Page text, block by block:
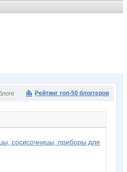
Рейтинг топ-50 блоггеров
сосисочницы, приборы для